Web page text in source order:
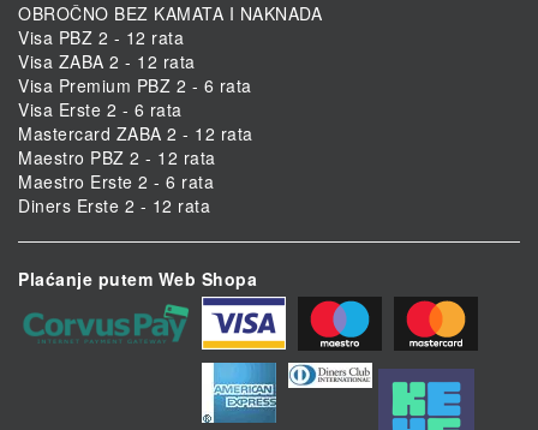
OBROČNO BEZ KAMATA I NAKNADA
Visa PBZ 2 - 12 rata
Visa ZABA 2 - 12 rata
Visa Premium PBZ 2 - 6 rata
Visa Erste 2 - 6 rata
Mastercard ZABA 2 - 12 rata
Maestro PBZ 2 - 12 rata
Maestro Erste 2 - 6 rata
Diners Erste 2 - 12 rata
Plaćanje putem Web Shopa